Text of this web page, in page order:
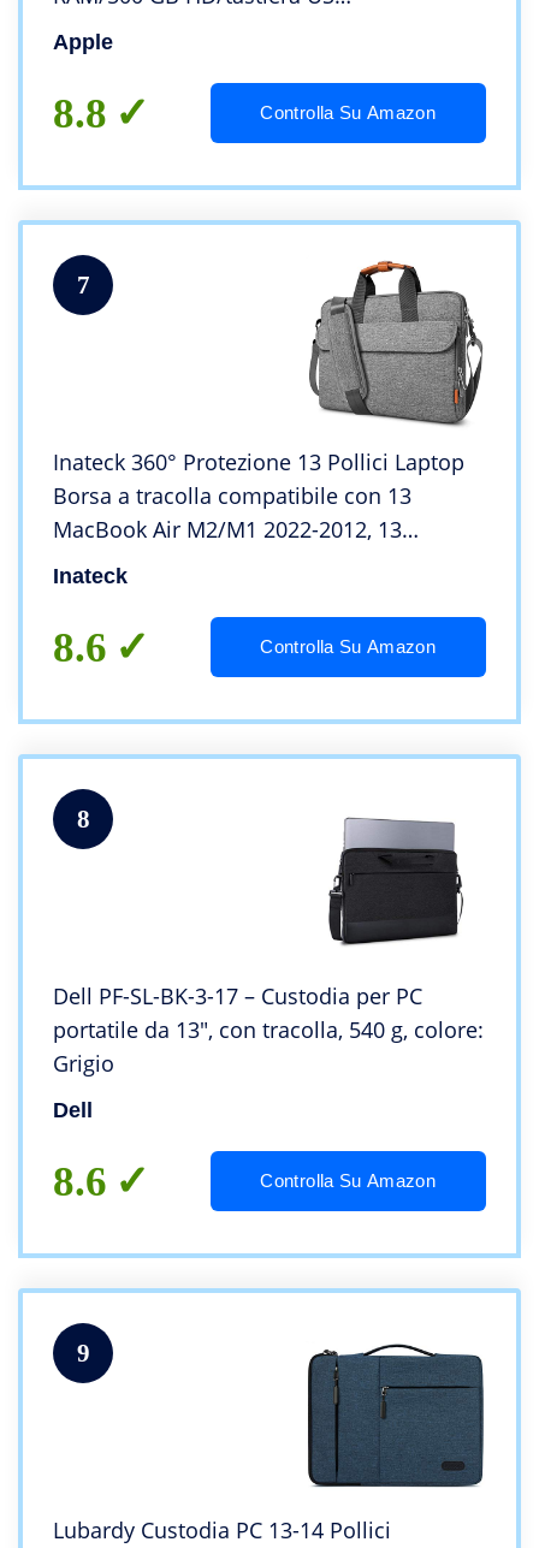
(Ricondizionato)
Apple
8.8 Controlla Su Amazon
7
Inateck 360° Protezione 13 Pollici Laptop
Borsa a tracolla compatibile con 13
MacBook Air M2/M1 2022-2012, 13
MacBook Pro M2/M1 2022-2012/14
Inateck
8.6 Controlla Su Amazon
8
Dell PF-SL-BK-3-17 – Custodia per PC
portatile da 13″, con tracolla, 540 g, colore:
Grigio
Dell
8.6 Controlla Su Amazon
9
Lubardy Custodia PC 13-14 Pollici